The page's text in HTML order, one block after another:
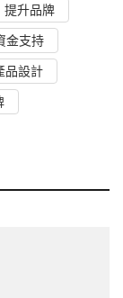
提升品牌
金支持
品設計